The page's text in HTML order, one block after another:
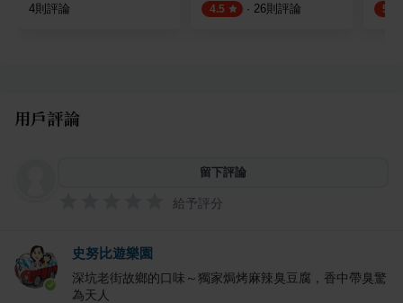
4則評論 4.5 · 26則評論 5.0
用戶評論
留下評論
給予評分
史努比遊樂園
深坑老街故鄉的口味～獨家焗烤麻辣臭豆腐，香中帶臭驚
為天人